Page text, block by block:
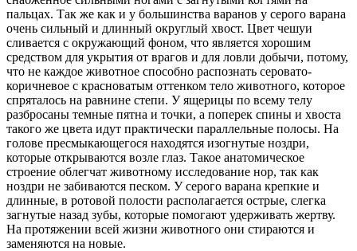
пальцах. Так же как и у большинства варанов у серого варана
очень сильный и длинный округлый хвост. Цвет чешуи
сливается с окружающий фоном, что является хорошим
средством для укрытия от врагов и для ловли добычи, потому,
что не каждое животное способно распознать серовато-
коричневое с красноватым оттенком тело животного, которое
спряталось на равнине степи. У ящерицы по всему телу
разбросаны темные пятна и точки, а поперек спины и хвоста
такого же цвета идут практически параллельные полосы. На
голове пресмыкающегося находятся изогнутые ноздри,
которые открываются возле глаз. Такое анатомическое
строение облегчат животному исследование нор, так как
ноздри не забиваются песком. У серого варана крепкие и
длинные, в ротовой полости располагается острые, слегка
загнутые назад зубы, которые помогают удерживать жертву.
На протяжении всей жизни животного они стираются и
заменяются на новые.